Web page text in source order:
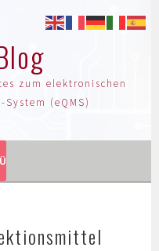
zum elektronischen
(eQMS)